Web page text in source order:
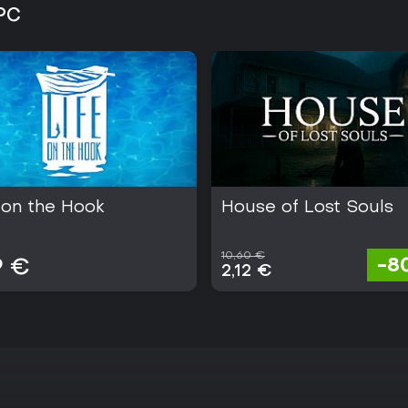
the Hook
€
House of Lost Souls
10,60 €
2,12 € -